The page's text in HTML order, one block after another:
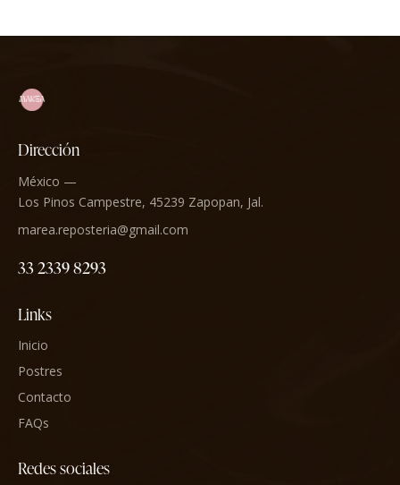
Dirección
México —
Los Pinos Campestre, 45239 Zapopan, Jal.
marea.reposteria@gmail.com
33 2339 8293
Links
Inicio
Postres
Contacto
FAQs
Redes sociales